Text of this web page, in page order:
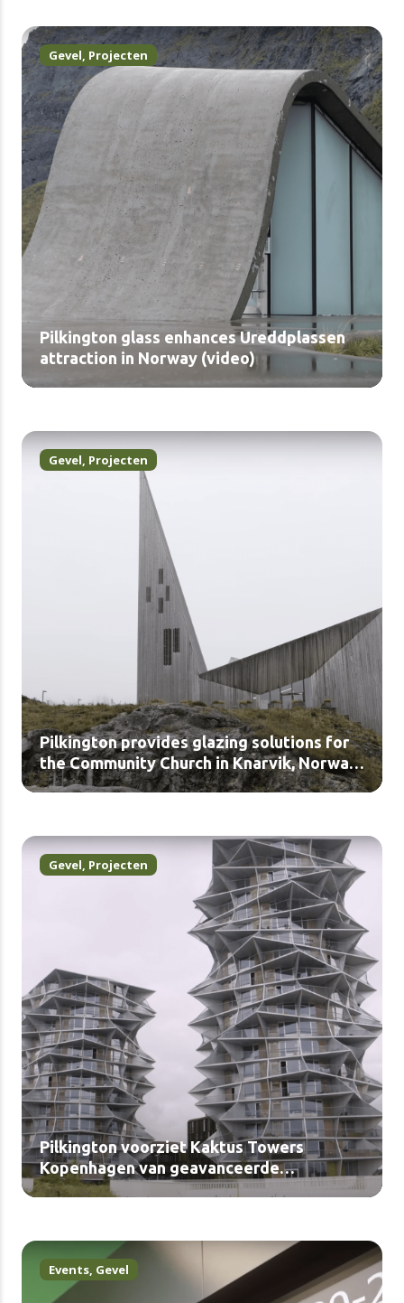
Gevel, Projecten
Pilkington glass enhances Ureddplassen
attraction in Norway (video)
Gevel, Projecten
Pilkington provides glazing solutions for
the Community Church in Knarvik, Norway
(video)
Gevel, Projecten
Pilkington voorziet Kaktus Towers
Kopenhagen van geavanceerde
glasoplossingen (video)
Events, Gevel